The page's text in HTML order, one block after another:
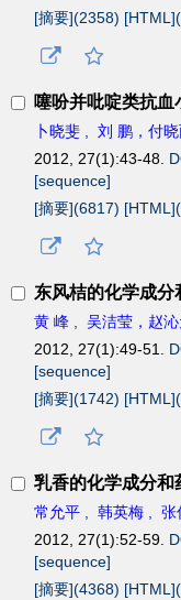
[摘要](2358) [HTML](
噻吩并吡啶类抗
卜晓斐 , 刘 鹏，付
2012, 27(1):43-48.
[sequence]
[摘要](6817) [HTML](
东风桔的化学成
黄 峰 , 吴洁莹，赵
2012, 27(1):49-51.
[sequence]
[摘要](1742) [HTML](
乳香的化学成分和
常允平 , 韩英梅 , 张
2012, 27(1):52-59.
[sequence]
[摘要](4368) [HTML](